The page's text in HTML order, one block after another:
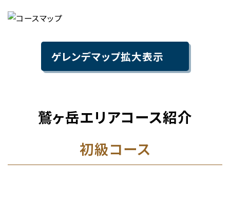
ゲレンデマップ拡大表示
鷲ヶ岳エリアコース紹介
初級コース